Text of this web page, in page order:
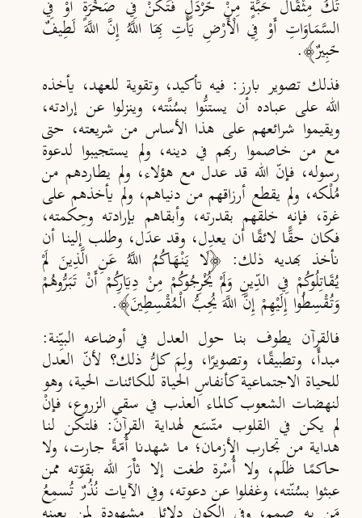
تَكُ مِثْقَالَ حَبَّةٍ مِنْ خَرْدَلٍ فَتَكُنْ فِي صَخْرَةٍ أَوْ فِي
السَّمَاوَاتِ أَوْ فِي الْأَرْضِ يَأْتِ بِهَا اللَّهُ إِنَّ اللَّهَ لَطِيفٌ
خَبِيرٌ﴾.
فذلك تصوير بارز: فيه تأكيد، وتقوية للعهد، يأخذه
الله على عباده أن يستنُّوا بسُنته، وينزلوا عن إرادته،
ويقيموا شرائعهم على هذا الأساس من شريعته، حتى
مع من خاصموا ربهم في دينه، ولم يستجيبوا لدعوة
رسوله، فإن الله قد عدل مع هؤلاء، ولم يطاردهم من
مُلْكه، ولم يقطع أرزاقهم من دنياهم، ولم يأخذهم على
غرة، فإنه خلقهم بقدرته، وأبقاهم بإرادته وحكمته،
فكان حقًا لائقًا أن يعدل، وقد عدَل، وطلب إلينا أن
نأخذ بهديه ذلك: ﴿لَا يَنْهَاكُمُ اللَّهُ عَنِ الَّذِينَ لَمْ
يُقَاتِلُوكُمْ فِي الدِّينِ وَلَمْ يُخْرِجُوكُمْ مِنْ دِيَارِكُمْ أَنْ تَبَرُّوهُمْ
وَتُقْسِطُوا إِلَيْهِمْ إِنَّ اللَّهَ يُحِبُّ الْمُقْسِطِينَ﴾.
فالقرآن يطوف بنا حول العدل في أوضاعه البيِّنة:
مبدأً، وتطبيقًا، وتصويرًا، ولِـمَ كل ذلك؟ لأن العدل
للحياة الاجتماعية كأنفاس الحياة للكائنات الحية، وهو
لنهضات الشعوب كالماء العذب في سقي الزروع، فإنْ
لم يكن في القلوب متسع لهداية القرآن: فلتكن لنا
هداية من تجارب الأزمان؛ما شهدنا أمة جارت، ولا
حاكمًا ظلم، ولا أسْرة طغت إلا ثأرالله بقوته ممن
عبثوا بسنته، وغفلوا عن دعوته، وفي الآيات نذرٌ تسمع